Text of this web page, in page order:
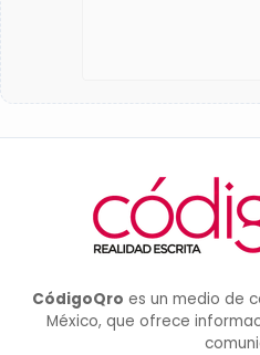
CódigoQro es un medio de
México, que ofrece